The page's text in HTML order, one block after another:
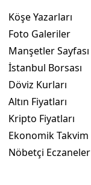
Köşe Yazarları
Foto Galeriler
Manşetler Sayfası
İstanbul Borsası
Döviz Kurları
Altın Fiyatları
Kripto Fiyatları
Ekonomik Takvim
Nöbetçi Eczaneler